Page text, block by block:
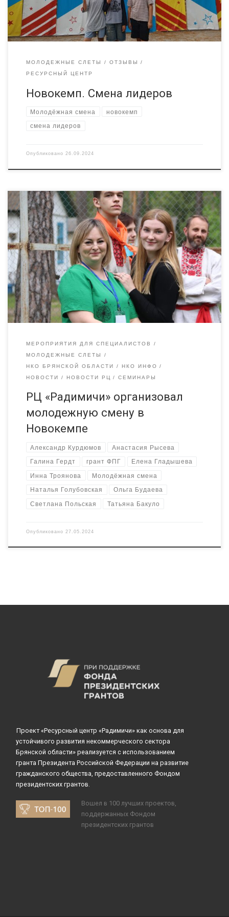
Прусковцова Ксения, Арещенко Дарья и Ковтунова Милена!
ПЕРВЫЙ ДЕНЬ смены был […]
МОЛОДЕЖНЫЕ СЛЕТЫ
ОТЗЫВЫ
РЕСУРСНЫЙ ЦЕНТР
Новокемп. Смена лидеров
Молодёжная смена новокемп
смена лидеров
Опубликовано 26.09.2024
Семидневная инструктивная методическая смена (ИМС) для
будущих вожатых для детских оздоровительных лагерей
Брянщины состоялась в «Новокемпе». На дружественной
площадке встретились студенты профессионально-
педагогических колледжей, волонтёры, педагоги, сотрудники
«Радимичей», вожатые. За неделю участникам удалось очень
плотно поработать над такими темами, как толерантность,
конфликты во время отдыха детей, причины, пути их решения,
особенности […]
МЕРОПРИЯТИЯ ДЛЯ СПЕЦИАЛИСТОВ
МОЛОДЕЖНЫЕ СЛЕТЫ
НКО БРЯНСКОЙ ОБЛАСТИ
НКО ИНФО
НОВОСТИ
НОВОСТИ РЦ СЕМИНАРЫ
РЦ «Радимичи» организовал
молодежную смену в
Новокемпе
Александр Курдюмов Анастасия Рысева
Галина Гердт грант ФПГ Елена Гладышева
Инна Троянова Молодёжная смена
Наталья Голубовская Ольга Будаева
Светлана Польская Татьяна Бакуло
Опубликовано 27.05.2024
Проект «Ресурсный центр «Радимичи» как основа для
устойчивого развития некоммерческого сектора
Брянской области» реализуется с использованием
гранта Президента Российской Федерации на развитие
гражданского общества, предоставленного Фондом
президентских грантов.
Вошел в 100 лучших проектов,
поддержанных Фондом
президентских грантов